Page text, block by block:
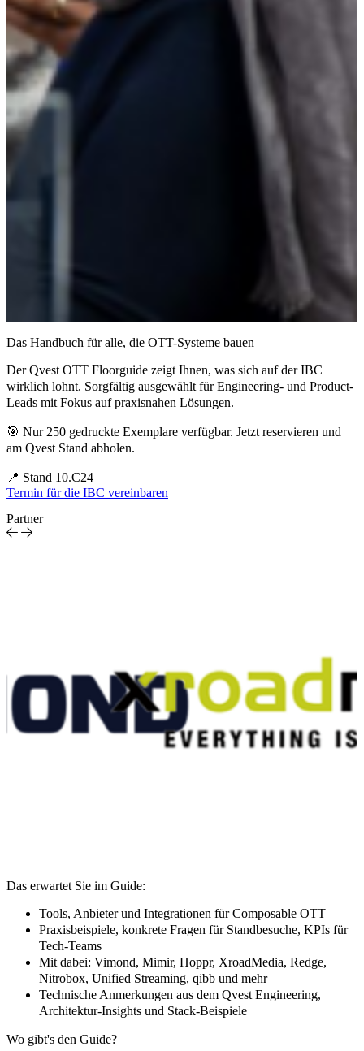
Das Handbuch für alle, die OTT-Systeme bauen
Der Qvest OTT Floorguide zeigt Ihnen, was sich auf der IBC
wirklich lohnt. Sorgfältig ausgewählt für Engineering- und Product-
Leads mit Fokus auf praxisnahen Lösungen.
🎯 Nur 250 gedruckte Exemplare verfügbar. Jetzt reservieren und
am Qvest Stand abholen.
📍 Stand 10.C24
Termin für die IBC vereinbaren
Partner
Das erwartet Sie im Guide:
Tools, Anbieter und Integrationen für Composable OTT
Praxisbeispiele, konkrete Fragen für Standbesuche, KPIs für
Tech-Teams
Mit dabei: Vimond, Mimir, Hoppr, XroadMedia, Redge,
Nitrobox, Unified Streaming, qibb und mehr
Technische Anmerkungen aus dem Qvest Engineering,
Architektur-Insights und Stack-Beispiele
Wo gibt's den Guide?